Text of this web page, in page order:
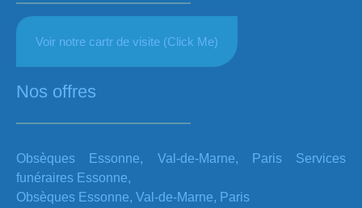
Voir notre cartr de visite (Click Me)
Nos offres
Obsèques Essonne, Val-de-Marne, Paris Services
funéraires Essonne,
Obsèques Essonne, Val-de-Marne, Paris